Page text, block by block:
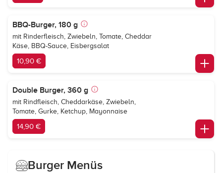
BBQ-Burger, 180 g
mit Rinderfleisch, Zwiebeln, Tomate, Cheddar
Käse, BBQ-Sauce, Eisbergsalat
10,90 €
Double Burger, 360 g
mit Rindfleisch, Cheddarkäse, Zwiebeln,
Tomate, Gurke, Ketchup, Mayonnaise
14,90 €
Burger Menüs